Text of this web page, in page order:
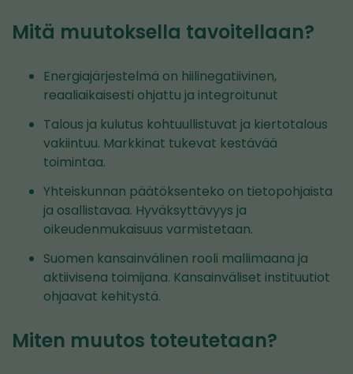
Mitä muutoksella tavoitellaan?
Energiajärjestelmä on hiilinegatiivinen,
reaaliaikaisesti ohjattu ja integroitunut
Talous ja kulutus kohtuullistuvat ja kiertotalous
vakiintuu. Markkinat tukevat kestävää
toimintaa.
Yhteiskunnan päätöksenteko on tietopohjaista
ja osallistavaa. Hyväksyttävyys ja
oikeudenmukaisuus varmistetaan.
Suomen kansainvälinen rooli mallimaana ja
aktiivisena toimijana. Kansainväliset instituutiot
ohjaavat kehitystä.
Miten muutos toteutetaan?